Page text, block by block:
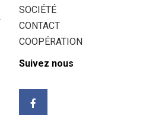
SOCIÉTÉ
CONTACT
COOPÉRATION
Suivez nous